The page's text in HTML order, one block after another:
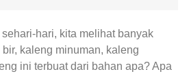
hari, kita melihat banyak
kaleng minuman, kaleng
ini terbuat dari bahan apa? Apa